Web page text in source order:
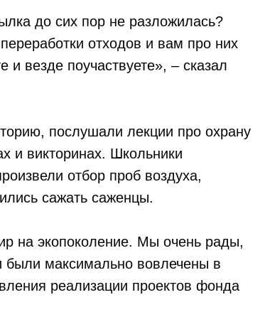
до сих пор не разложилась?
отходов и вам про них
и везде поучаствуете», – сказал
послушали лекции про охрану
и викторинах. Школьники
отбор проб воздуха,
сажать саженцы.
на экопоколение. Мы очень рады,
были максимально вовлечены в
реализации проектов фонда